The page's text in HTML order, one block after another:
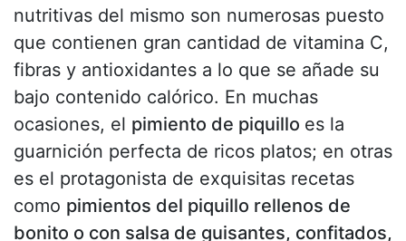
nutritivas del mismo son numerosas puesto
que contienen gran cantidad de vitamina C,
fibras y antioxidantes a lo que se añade su
bajo contenido calórico. En muchas
ocasiones, el pimiento de piquillo es la
guarnición perfecta de ricos platos; en otras
es el protagonista de exquisitas recetas
como pimientos del piquillo rellenos de
bonito o con salsa de guisantes, confitados,